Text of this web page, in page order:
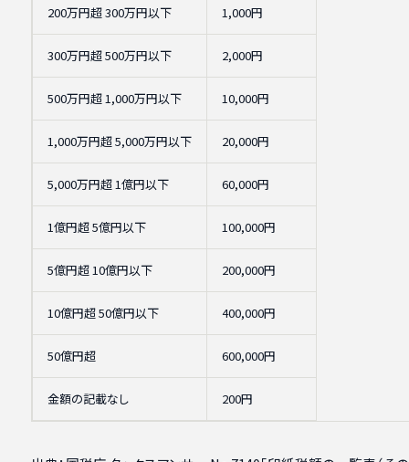
200万円超 300万円以下 1,000円
300万円超 500万円以下 2,000円
500万円超 1,000万円以下 10,000円
1,000万円超 5,000万円以下 20,000円
5,000万円超 1億円以下 60,000円
1億円超 5億円以下 100,000円
5億円超 10億円以下 200,000円
10億円超 50億円以下 400,000円
50億円超 600,000円
金額の記載なし 200円